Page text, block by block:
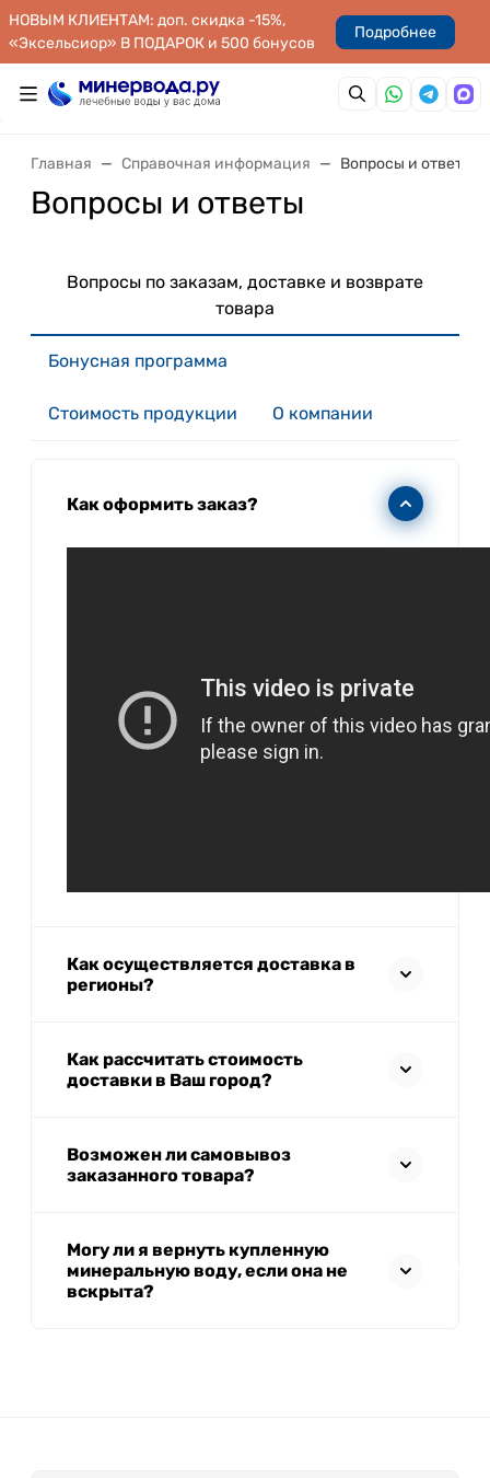
НОВЫМ КЛИЕНТАМ: доп. скидка -15%,
«Эксельсиор» В ПОДАРОК и 500 бонусов
Подробнее
Главная Справочная информация Вопросы и ответы
Вопросы и ответы
Вопросы по заказам, доставке и возврате
товара
Бонусная программа
Стоимость продукции О компании
Как оформить заказ?
Как осуществляется доставка в
регионы?
Как рассчитать стоимость
доставки в Ваш город?
Возможен ли самовывоз
заказанного товара?
Могу ли я вернуть купленную
минеральную воду, если она не
вскрыта?